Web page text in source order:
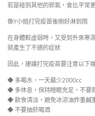
若是碰到其他的邪氣，會比平常
像Y小姐打完疫苗後剛好淋到雨
在身體較虛弱時，又受到外來寒
就產生了不適的症狀
因此，建議打完疫苗要注意以下
◆ 多喝水，一天最少2000cc
◆ 多休息，保持睡眠充足，不要
◆ 飲食清淡，避免冰涼油炸重鹹
◆ 不要抽菸喝酒